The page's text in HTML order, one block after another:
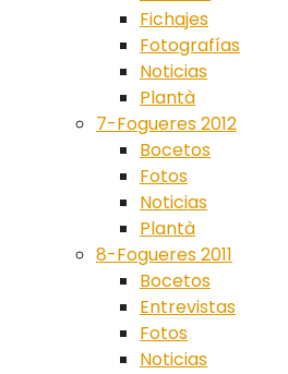
Fichajes
Fotografías
Noticias
Plantà
7-Fogueres 2012
Bocetos
Fotos
Noticias
Plantà
8-Fogueres 2011
Bocetos
Entrevistas
Fotos
Noticias